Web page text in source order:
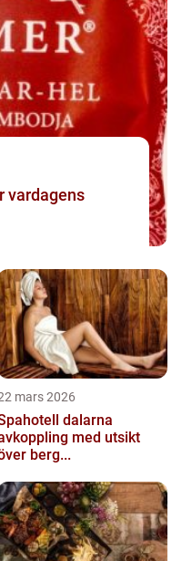
vardagens
mars 2026
dalarna
med utsikt
berg...